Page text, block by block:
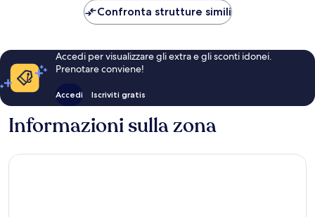
è
118 €
Confronta strutture simili
Accedi per visualizzare gli extra e gli sconti idonei.
Prenotare conviene!
Accedi Iscriviti gratis
Informazioni sulla zona